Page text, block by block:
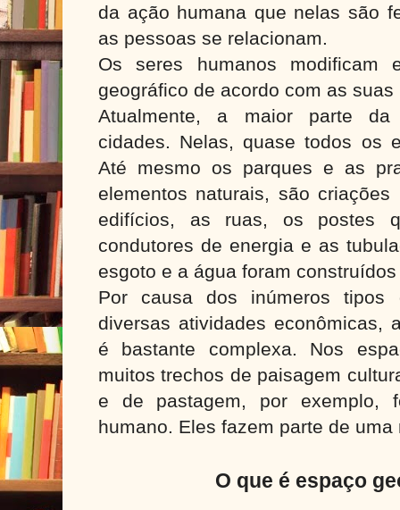
da ação humana que nelas são
as pessoas se relacionam.
Os seres humanos modificam
geográfico de acordo com as
Atualmente, a maior parte da
cidades. Nelas, quase todos os
Até mesmo os parques e as
elementos naturais, são
edifícios, as ruas, os postes
condutores de energia e as
esgoto e a água foram
Por causa dos inúmeros tipos
diversas atividades econômicas,
é bastante complexa. Nos
muitos trechos de paisagem
e de pastagem, por exemplo,
humano. Eles fazem parte de
O que é espaço